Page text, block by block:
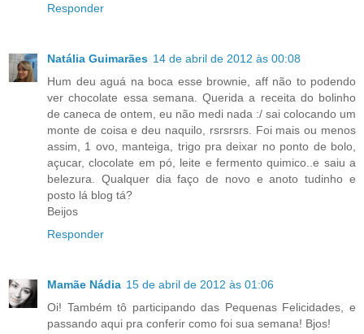
Responder
Natália Guimarães 14 de abril de 2012 às 00:08
Hum deu aguá na boca esse brownie, aff não to podendo
ver chocolate essa semana. Querida a receita do bolinho
de caneca de ontem, eu não medi nada :/ sai colocando um
monte de coisa e deu naquilo, rsrsrsrs. Foi mais ou menos
assim, 1 ovo, manteiga, trigo pra deixar no ponto de bolo,
açucar, clocolate em pó, leite e fermento quimico..e saiu a
belezura. Qualquer dia faço de novo e anoto tudinho e
posto lá blog tá?
Beijos
Responder
Mamãe Nádia 15 de abril de 2012 às 01:06
Oi! Também tô participando das Pequenas Felicidades, e
passando aqui pra conferir como foi sua semana! Bjos!